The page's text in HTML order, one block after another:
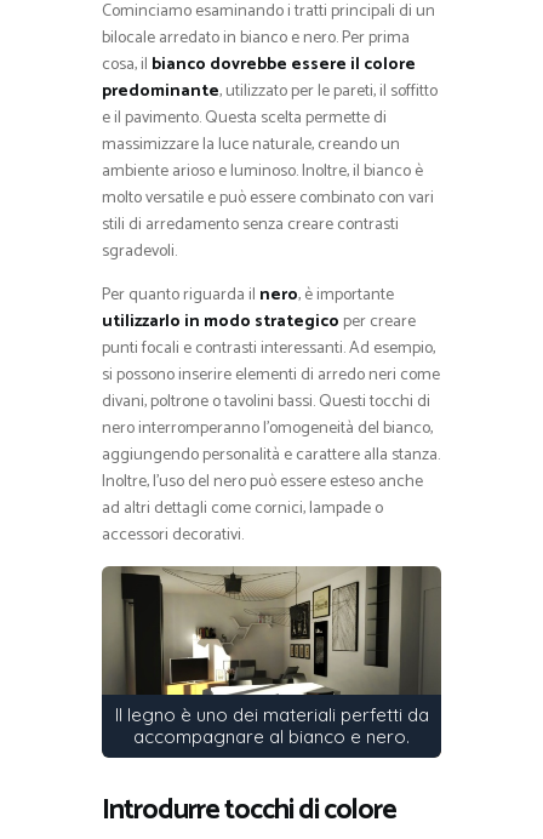
Cominciamo esaminando i tratti principali di un
bilocale arredato in bianco e nero. Per prima
cosa, il bianco dovrebbe essere il colore
predominante, utilizzato per le pareti, il soffitto
e il pavimento. Questa scelta permette di
massimizzare la luce naturale, creando un
ambiente arioso e luminoso. Inoltre, il bianco è
molto versatile e può essere combinato con vari
stili di arredamento senza creare contrasti
sgradevoli.
Per quanto riguarda il nero, è importante
utilizzarlo in modo strategico per creare
punti focali e contrasti interessanti. Ad esempio,
si possono inserire elementi di arredo neri come
divani, poltrone o tavolini bassi. Questi tocchi di
nero interromperanno l’omogeneità del bianco,
aggiungendo personalità e carattere alla stanza.
Inoltre, l’uso del nero può essere esteso anche
ad altri dettagli come cornici, lampade o
accessori decorativi.
Il legno è uno dei materiali perfetti da
accompagnare al bianco e nero.
Introdurre tocchi di colore